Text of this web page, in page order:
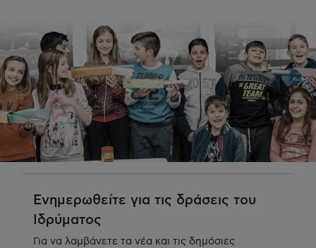
Ενημερωθείτε για τις δράσεις του
Ιδρύματος
Για να λαμβάνετε τα νέα και τις δημόσιες